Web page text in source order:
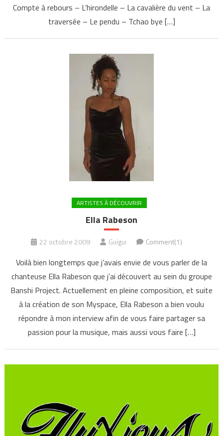
Compte à rebours – L’hirondelle – La cavalière du vent – La
traversée – Le pendu – Tchao bye […]
ARTISTES À DÉCOUVRIR
Ella Rabeson
22 octobre 2009 Guigui Comment(1)
Voilà bien longtemps que j’avais envie de vous parler de la
chanteuse Ella Rabeson que j’ai découvert au sein du groupe
Banshi Project. Actuellement en pleine composition, et suite
à la création de son Myspace, Ella Rabeson a bien voulu
répondre à mon interview afin de vous faire partager sa
passion pour la musique, mais aussi vous faire […]